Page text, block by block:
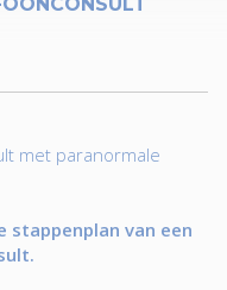
met paranormale
stappenplan van een